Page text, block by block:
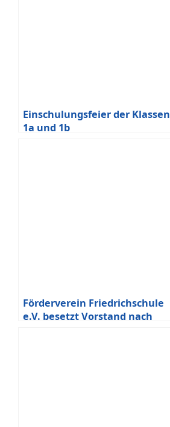
Einschulungsfeier der Klassen
1a und 1b
Förderverein Friedrichschule
e.V. besetzt Vorstand nach